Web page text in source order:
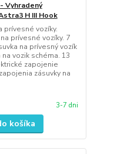
Vyhradený
H III Hook
prívesné vozíky.
prívesné vozíky. 7
na prívesný vozík
vozik schéma. 13
zapojenie
zásuvky na
3-7 dni
košíka